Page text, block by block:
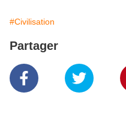
#Civilisation
Partager